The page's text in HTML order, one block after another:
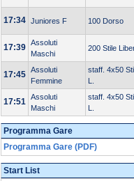
17:34 Juniores F 100 Dorso
17:39 Assoluti
Maschi
200 Stile
17:45 Assoluti
Femmine
staff. 4x50
L.
17:51 Assoluti
Maschi
staff. 4x50
L.
Programma Gare
Programma Gare (PDF)
Start List